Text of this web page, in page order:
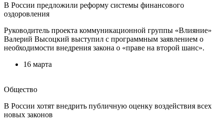
В России предложили реформу системы финансового
оздоровления
Руководитель проекта коммуникационной группы «Влияние»
Валерий Высоцкий выступил с программным заявлением о
необходимости внедрения закона о «праве на второй шанс».
16 марта
Общество
В России хотят внедрить публичную оценку воздействия всех
новых законов